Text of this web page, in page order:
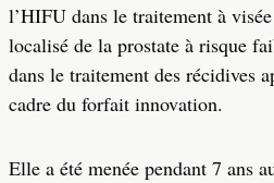
l’HIFU dans le traitement à
localisé de la prostate à risque
dans le traitement des récidives
cadre du forfait innovation.
Elle a été menée pendant 7 ans